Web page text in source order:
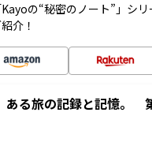
の“秘密のノート”」シ
介！
る旅の記録と記憶。